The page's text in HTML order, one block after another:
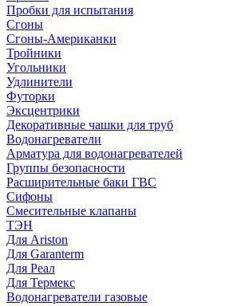
Пробки для испытания
Сгоны
Сгоны-Американки
Тройники
Угольники
Удлинители
Футорки
Эксцентрики
Декоративные чашки для труб
Водонагреватели
Арматура для водонагревателей
Группы безопасности
Расширительные баки ГВС
Сифоны
Смесительные клапаны
ТЭН
Для Ariston
Для Garanterm
Для Реал
Для Термекс
Водонагреватели газовые